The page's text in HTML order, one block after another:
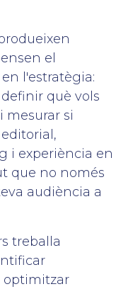
el
l'estratègia:
què vols
mesurar si
i experiència en
que no només
audiència a
treballa
optimitzar